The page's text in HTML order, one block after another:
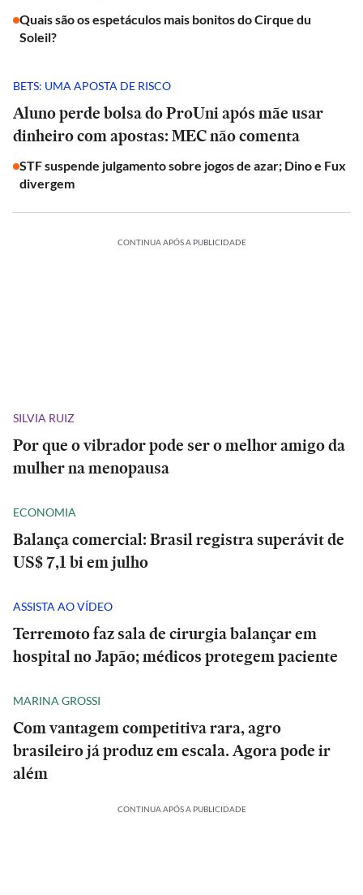
Quais são os espetáculos mais bonitos do Cirque du
Soleil?
BETS: UMA APOSTA DE RISCO
Aluno perde bolsa do ProUni após mãe usar
dinheiro com apostas: MEC não comenta
STF suspende julgamento sobre jogos de azar; Dino e Fux
divergem
CONTINUA APÓS A PUBLICIDADE
SILVIA RUIZ
Por que o vibrador pode ser o melhor amigo da
mulher na menopausa
ECONOMIA
Balança comercial: Brasil registra superávit de
US$ 7,1 bi em julho
ASSISTA AO VÍDEO
Terremoto faz sala de cirurgia balançar em
hospital no Japão; médicos protegem paciente
MARINA GROSSI
Com vantagem competitiva rara, agro
brasileiro já produz em escala. Agora pode ir
além
CONTINUA APÓS A PUBLICIDADE